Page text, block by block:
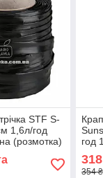
STF S-
1,6л/год
(розмотка)
год
318
354